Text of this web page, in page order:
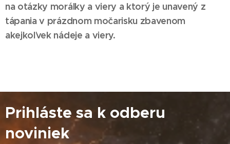
na otázky morálky a viery a ktorý je unavený z
tápania v prázdnom močarisku zbavenom
akejkoľvek nádeje a viery.
Prihláste sa k odberu
noviniek